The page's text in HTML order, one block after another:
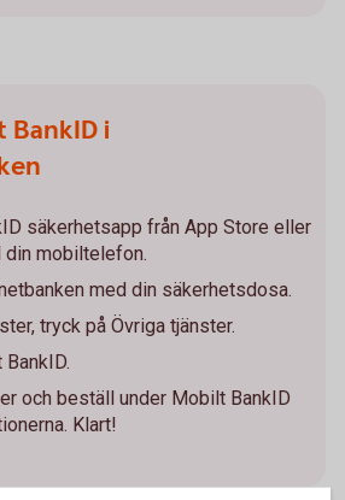
BankID i
säkerhetsapp från App Store eller
mobiltelefon.
med din säkerhetsdosa.
tryck på Övriga tjänster.
och beställ under Mobilt BankID
Klart!